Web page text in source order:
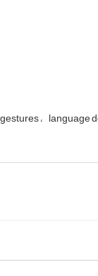
gestures language